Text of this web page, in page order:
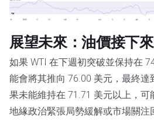
展望未來：油價接下
如果 WTI 在下週初突破並保持在
能會將其推向 76.00 美元，最終達
果未能維持在 71.71 美元以上，可
地緣政治緊張局勢緩解或市場關注